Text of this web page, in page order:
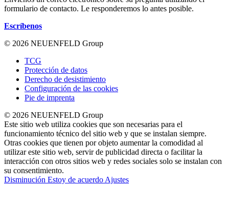
formulario de contacto. Le responderemos lo antes posible.
Escríbenos
© 2026 NEUENFELD Group
TCG
Protección de datos
Derecho de desistimiento
Configuración de las cookies
Pie de imprenta
© 2026 NEUENFELD Group
Este sitio web utiliza cookies que son necesarias para el
funcionamiento técnico del sitio web y que se instalan siempre.
Otras cookies que tienen por objeto aumentar la comodidad al
utilizar este sitio web, servir de publicidad directa o facilitar la
interacción con otros sitios web y redes sociales solo se instalan con
su consentimiento.
Disminución Estoy de acuerdo Ajustes